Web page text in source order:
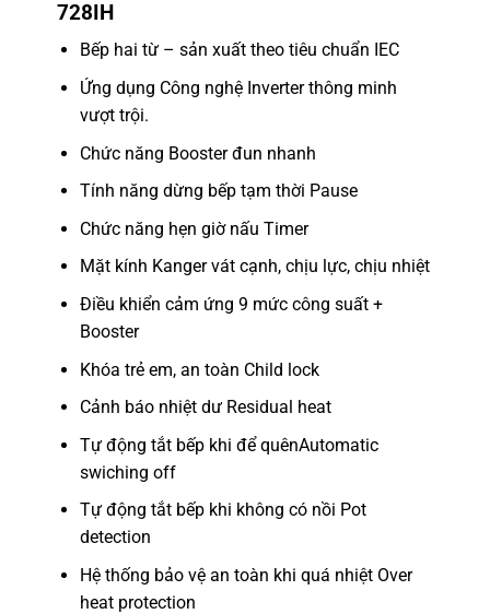
728IH
Bếp hai từ – sản xuất theo tiêu chuẩn IEC
Ứng dụng Công nghệ Inverter thông minh
vượt trội.
Chức năng Booster đun nhanh
Tính năng dừng bếp tạm thời Pause
Chức năng hẹn giờ nấu Timer
Mặt kính Kanger vát cạnh, chịu lực, chịu nhiệt
Điều khiển cảm ứng 9 mức công suất +
Booster
Khóa trẻ em, an toàn Child lock
Cảnh báo nhiệt dư Residual heat
Tự động tắt bếp khi để quênAutomatic
swiching off
Tự động tắt bếp khi không có nồi Pot
detection
Hệ thống bảo vệ an toàn khi quá nhiệt Over
heat protection